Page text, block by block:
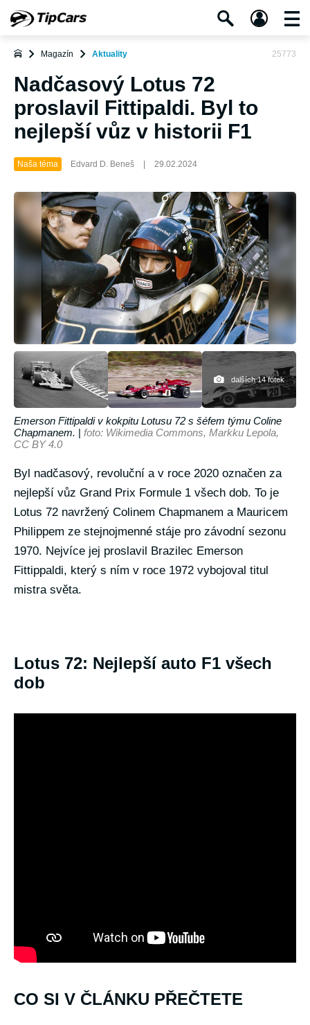
Magazín Aktuality 25773
Nadčasový Lotus 72
proslavil Fittipaldi. Byl to
nejlepší vůz v historii F1
Naša téma Edvard D. Beneš 29.02.2024
dalších 14 fotek
Emerson Fittipaldi v kokpitu Lotusu 72 s šéfem týmu Coline
Chapmanem. | foto: Wikimedia Commons, Markku Lepola,
CC BY 4.0
Byl nadčasový, revoluční a v roce 2020 označen za
nejlepší vůz Grand Prix Formule 1 všech dob. To je
Lotus 72 navržený Colinem Chapmanem a Mauricem
Philippem ze stejnojmenné stáje pro závodní sezonu
1970. Nejvíce jej proslavil Brazilec Emerson
Fittippaldi, který s ním v roce 1972 vybojoval titul
mistra světa.
Lotus 72: Nejlepší auto F1 všech
dob
CO SI V ČLÁNKU PŘEČTETE